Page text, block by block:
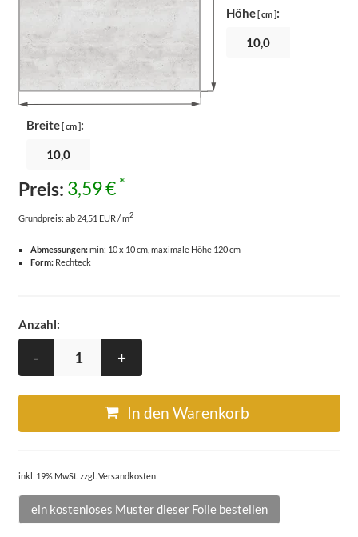
Breite[ cm ]:
Höhe[ cm ]:
Preis: 3,59 € *
Grundpreis: ab 24,51 EUR / m2
Abmessungen:min: 10 x 10 cm, maximale Höhe 120 cm
Form:Rechteck
Anzahl:
- +
In den Warenkorb
inkl. 19% MwSt. zzgl. Versandkosten
ein kostenloses Muster dieser Folie bestellen